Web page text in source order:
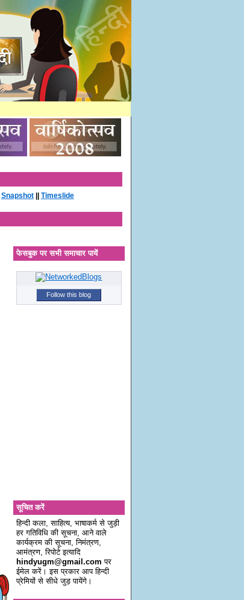
Snapshot|| Timeslide
फेसबुक पर सभी समाचार पायें
Follow this blog
सूचित करें
हिन्दी कला, साहित्य, भाषाकर्म से जुड़ी
हर गतिविधि की सूचना, आने वाले
कार्यक्रम की सूचना, निमंत्रण,
आमंत्रण, रिपोर्ट इत्यादि
hindyugm@gmail.com पर
ईमेल करें। इस प्रकार आप हिन्दी
प्रेमियों से सीधे जुड़ पायेंगे।